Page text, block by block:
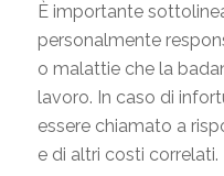
È importante
personalmente
o malattie che la
lavoro. In caso di
essere chiamato a
e di altri costi correlati.